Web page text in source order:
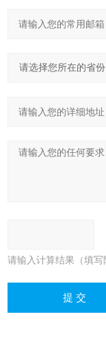
请输入计算结果（填